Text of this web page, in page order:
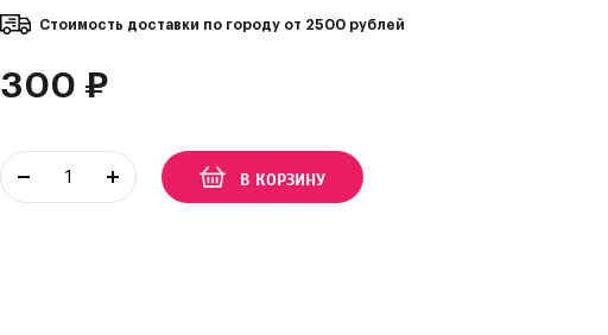
Стоимость доставки по городу от 2500 рублей
300 ₽
В КОРЗИНУ